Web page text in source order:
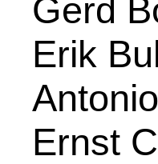
Gerd
Erik
Ernst